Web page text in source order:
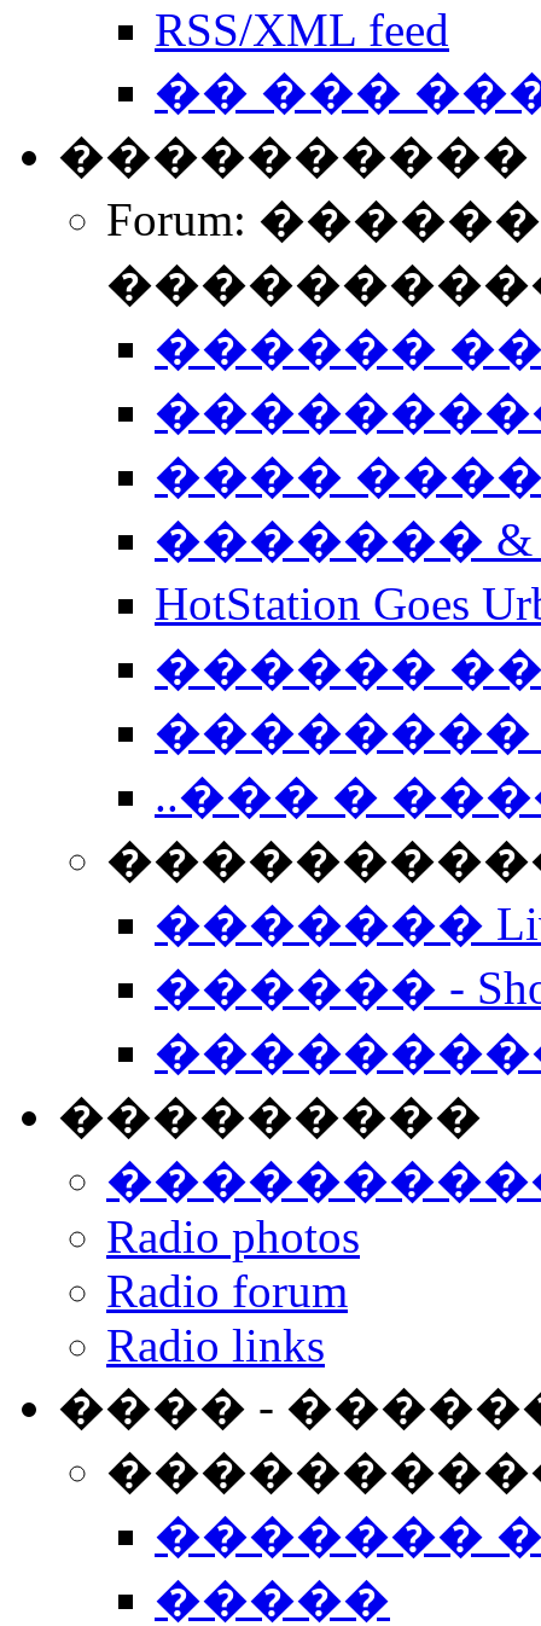
RSS/XML feed
�� ���
����������
Forum:
������
����
�������
HotStation
������
��������
..��� �
����������
�������
������ -
���������
Radio photos
Radio forum
Radio links
���� -
�������
�����